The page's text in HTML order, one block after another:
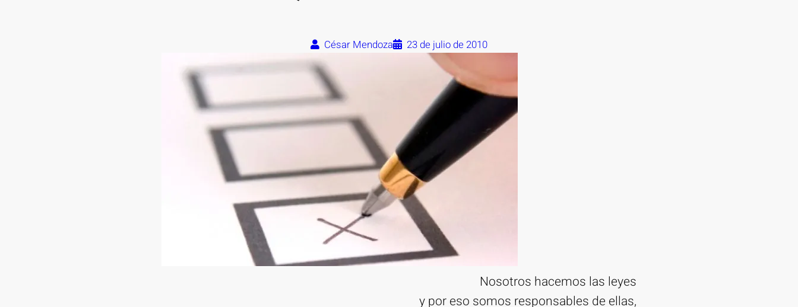
César Mendoza 23 de julio de 2010
Nosotros hacemos las leyes
y por eso somos responsables de ellas,